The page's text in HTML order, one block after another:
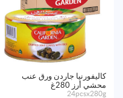
كاليفورنيا جاردن ورق عنب
محشي أرز 280غ
24pcsx280g